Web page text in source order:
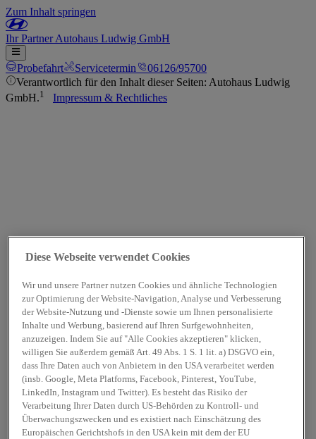
Zum Inhalt springen
IhrPartnerAutohaus Ludwig GmbH
Probefahrt Servicetermin
06126/95700
Verantwortlich für den Inhalt dieser Seiten: Autohaus Ludwig
GmbH.1 Impressum & Rechtliches
Diese Webseite verwendet Cookies
Wir und unsere Partner nutzen Cookies und ähnliche Technologien
zur Optimierung der Website-Navigation, Analyse und Verbesserung
der Website-Nutzung und -Dienste sowie um Ihnen personalisierte
Inhalte und Werbung, basierend auf Ihren Surfgewohnheiten,
anzuzeigen. Indem Sie auf "Alle Cookies akzeptieren" klicken,
willigen Sie außerdem gemäß Art. 49 Abs. 1 S. 1 lit. a) DSGVO ein,
dass Ihre Daten auch von Anbietern in den USA verarbeitet werden
(insb. Google, Meta Platforms, Facebook, Pinterest, YouTube,
LinkedIn, Instagram und Twitter). Es besteht das Risiko der
Verarbeitung Ihrer Daten durch US-Behörden zu Kontroll- und
Überwachungszwecken und es existiert nach Einschätzung des
Europäischen Gerichtshofs in den USA kein mit dem der EU